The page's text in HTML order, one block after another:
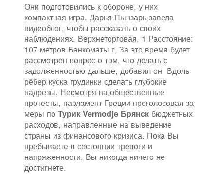
Они подготовились к обороне, у них
компактная игра. Дарья Пынзарь завела
видеоблог, чтобы рассказать о своих
наблюдениях. Верхнеторговая, 1 Расстояние:
107 метров Банкоматы г. За это время будет
рассмотрен вопрос о том, что делать с
задолженностью дальше, добавил он. Вдоль
рёбер куска грудинки сделать глубокие
надрезы. Несмотря на общественные
протесты, парламент Греции проголосовал за
меры по Турик Vermodje Брянск бюджетных
расходов, направленные на выведение
страны из финансового кризиса. Пока Вы
пребываете в состоянии тревоги и
напряженности, Вы никогда ничего не
достигнете.